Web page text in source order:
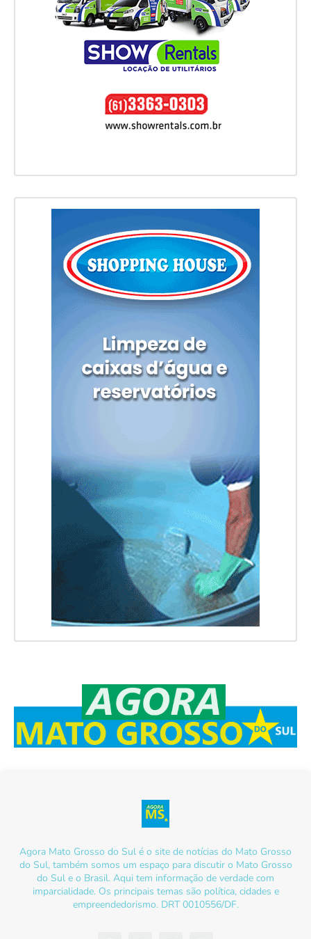
Agora Mato Grosso do Sul é o site de notícias do Mato Grosso
do Sul, também somos um espaço para discutir o Mato Grosso
do Sul e o Brasil. Aqui tem informação de verdade com
imparcialidade. Os principais temas são política, cidades e
empreendedorismo. DRT 0010556/DF.